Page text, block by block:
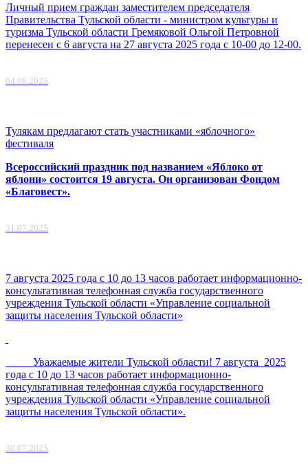
Личный прием граждан заместителем председателя
Правительства Тульской области - министром культуры и
туризма Тульской области Гремяковой Ольгой Петровной
перенесен с 6 августа на 27 августа 2025 года с 10-00 до 12-00.
04.08.2025
Тулякам предлагают стать участниками «яблочного»
фестиваля
Всероссийский праздник под названием «Яблоко от
яблони» состоится 19 августа. Он организован Фондом
«Благовест».
31.07.2025
7 августа 2025 года с 10 до 13 часов работает информационно-
консультативная телефонная служба государственного
учреждения Тульской области «Управление социальной
защиты населения Тульской области»
Уважаемые жители Тульской области! 7 августа 2025
года с 10 до 13 часов работает информационно-
консультативная телефонная служба государственного
учреждения Тульской области «Управление социальной
защиты населения Тульской области».
30.07.2025